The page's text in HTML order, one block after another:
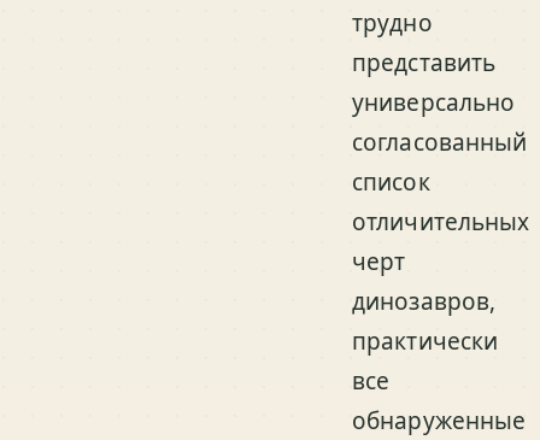
трудно
представить
универсально
согласованный
список
отличительных
черт
динозавров,
практически
все
обнаруженные